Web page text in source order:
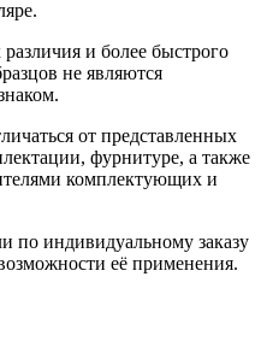
и более быстрого
не являются
от представленных
фурнитуре, а также
комплектующих и
по индивидуальному заказу
её применения.